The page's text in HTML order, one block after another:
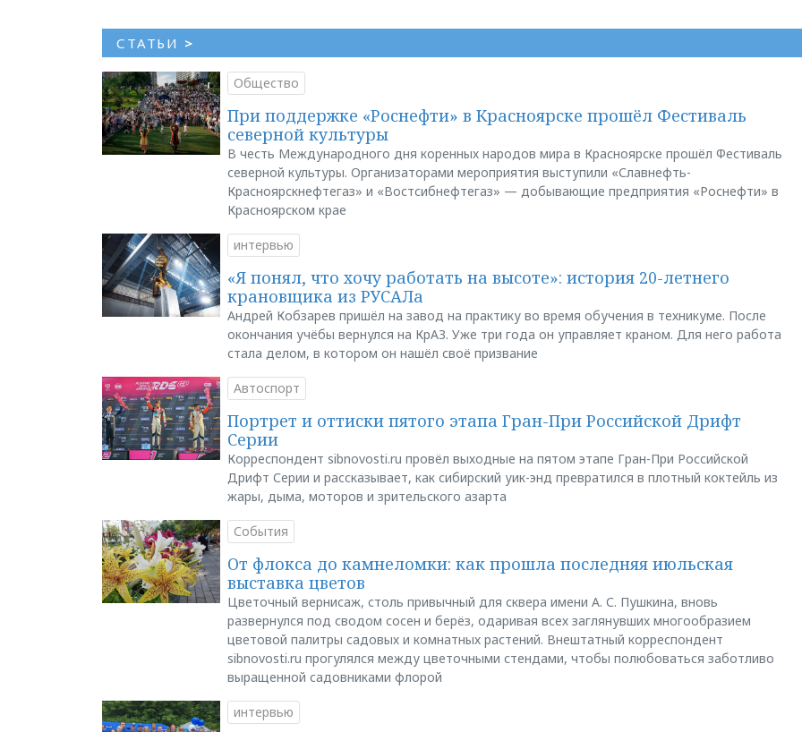
СТАТЬИ >
Общество
При поддержке «Роснефти» в Красноярске прошёл Фестиваль
северной культуры
В честь Международного дня коренных народов мира в Красноярске прошёл Фестиваль
северной культуры. Организаторами мероприятия выступили «Славнефть-
Красноярскнефтегаз» и «Востсибнефтегаз» — добывающие предприятия «Роснефти» в
Красноярском крае
интервью
«Я понял, что хочу работать на высоте»: история 20-летнего
крановщика из РУСАЛа
Андрей Кобзарев пришёл на завод на практику во время обучения в техникуме. После
окончания учёбы вернулся на КрАЗ. Уже три года он управляет краном. Для него работа
стала делом, в котором он нашёл своё призвание
Автоспорт
Портрет и оттиски пятого этапа Гран-При Российской Дрифт
Серии
Корреспондент sibnovosti.ru провёл выходные на пятом этапе Гран-При Российской
Дрифт Серии и рассказывает, как сибирский уик-энд превратился в плотный коктейль из
жары, дыма, моторов и зрительского азарта
События
От флокса до камнеломки: как прошла последняя июльская
выставка цветов
Цветочный вернисаж, столь привычный для сквера имени А. С. Пушкина, вновь
развернулся под сводом сосен и берёз, одаривая всех заглянувших многообразием
цветовой палитры садовых и комнатных растений. Внештатный корреспондент
sibnovosti.ru прогулялся между цветочными стендами, чтобы полюбоваться заботливо
выращенной садовниками флорой
интервью